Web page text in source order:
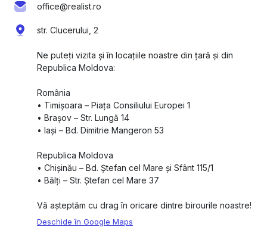
office@realist.ro
str. Clucerului, 2
Ne puteți vizita și în locațiile noastre din țară și din
Republica Moldova:
România
•⁠ ⁠Timișoara – Piața Consiliului Europei 1
•⁠ ⁠Brașov – Str. Lungă 14
•⁠ ⁠Iași – Bd. Dimitrie Mangeron 53
Republica Moldova
•⁠ ⁠Chișinău – Bd. Ștefan cel Mare și Sfânt 115/1
•⁠ ⁠Bălți – Str. Ștefan cel Mare 37
Vă așteptăm cu drag în oricare dintre birourile noastre!
Deschide în Google Maps